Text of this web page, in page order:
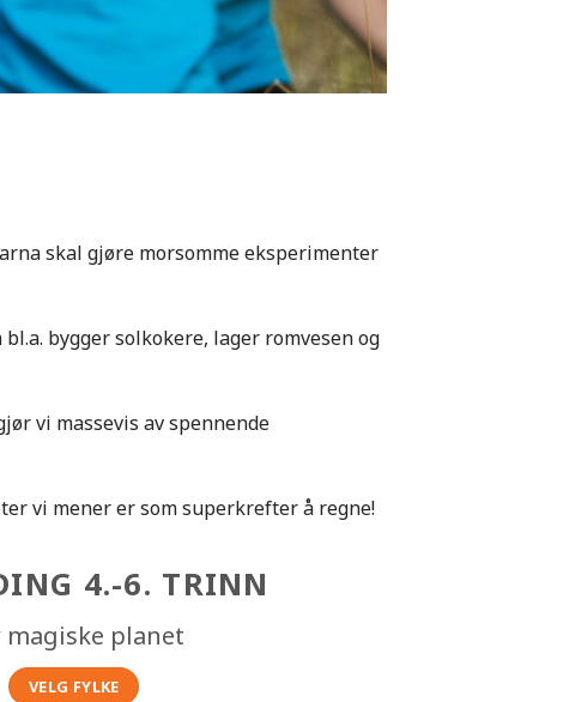
skal gjøre morsomme eksperimenter
bygger solkokere, lager romvesen og
vi massevis av spennende
vi mener er som superkrefter å regne!
4.-6. TRINN
magiske planet
VELG FYLKE